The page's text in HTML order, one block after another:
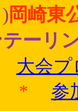
岡崎東
ーリ
大会
* 参